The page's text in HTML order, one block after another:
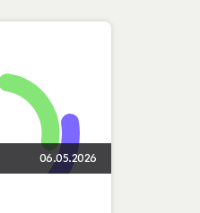
06.05.2026